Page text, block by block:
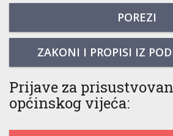
POREZI
ZAKONI I PROPISI IZ
Prijave za
općinskog vijeća: